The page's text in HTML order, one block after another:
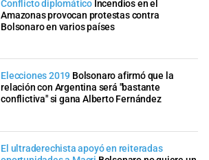
Conflicto diplomático Incendios en el
Amazonas provocan protestas contra
Bolsonaro en varios países
Elecciones 2019 Bolsonaro afirmó que la
relación con Argentina será "bastante
conflictiva" si gana Alberto Fernández
El ultraderechista apoyó en reiteradas